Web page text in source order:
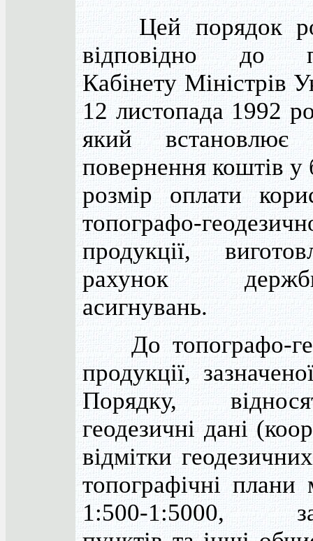
Цей порядок
відповідно до
Кабінету Міністрів
12 листопада 1992
який встановлює
повернення коштів
розмір оплати
топографо-
продукції,
рахунок
асигнувань.
До топографо-
продукції,
Порядку,
геодезичні дані
відмітки
топографічні плани
1:500-1:5000,